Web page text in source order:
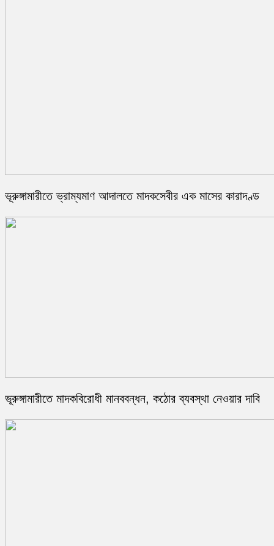
ভূরুঙ্গামারীতে ভ্রাম্যমাণ আদালতে মাদকসেবীর এক মাসের কারাদণ্ড
ভূরুঙ্গামারীতে মাদকবিরোধী মানববন্ধন, কঠোর ব্যবস্থা নেওয়ার দাবি